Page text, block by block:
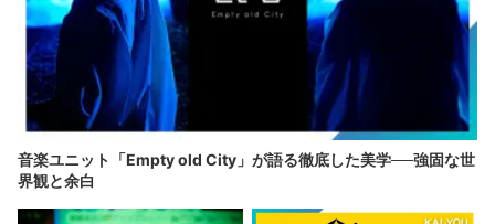
音楽ユニット「Empty old City」が語る徹底した美学──強固な世
界観と余白